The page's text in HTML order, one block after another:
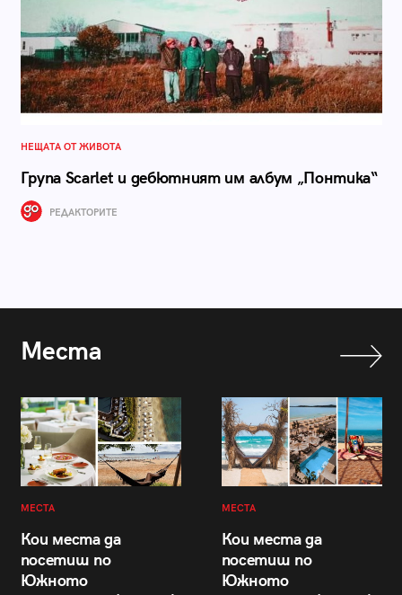
НЕЩАТА ОТ ЖИВОТА
Група Scarlet и дебютният им албум „Понтика“
РЕДАКТОРИТЕ
Места
МЕСТА
Кои места да
посетиш по
Южното
МЕСТА
Кои места да
посетиш по
Южното